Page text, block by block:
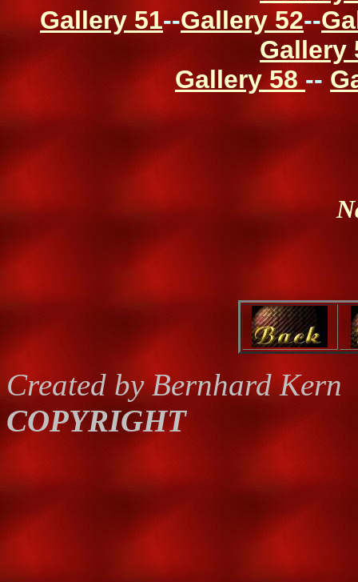
Gallery 51--Gallery 52--
Gallery
Gallery 58 --
Created by Bernhard Kern
COPYRIGHT